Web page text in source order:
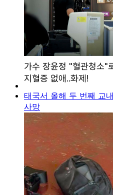
태국서 올해 두 번째 교
사망